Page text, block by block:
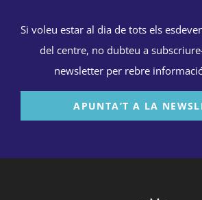
Si voleu estar al dia de tots els
del centre, no dubteu a
newsletter per rebre
APUNTA’T A LA